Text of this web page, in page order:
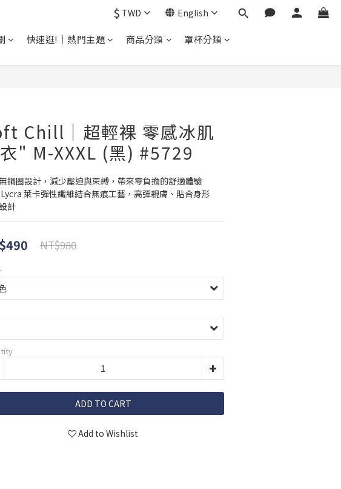
$ TWD English
快速逛!｜熱門主題 商品分類 罩杯分類
Chill｜超輕裸 零感冰肌
" M-XXXL (黑) #5729
鋼圈設計，減少壓迫與束縛，帶來零負擔的舒適體驗
萊卡彈性纖維結合無痕工藝，高彈親膚、貼合身形
計
NT$980
ADD TO CART
Add to Wishlist